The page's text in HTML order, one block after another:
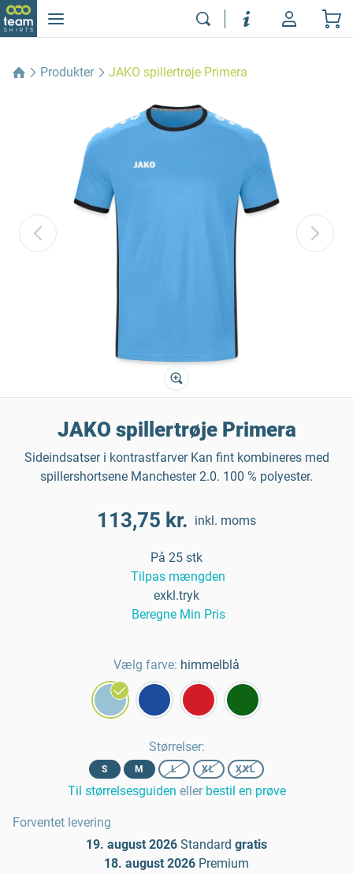
Produkter JAKO spillertrøje Primera
JAKO spillertrøje Primera
Sideindsatser i kontrastfarver Kan fint kombineres med
spillershortsene Manchester 2.0. 100 % polyester.
113,75 kr. inkl. moms
På 25 stk
Tilpas mængden
exkl.tryk
Beregne Min Pris
Vælg farve: himmelblå
Størrelser:
S M L XL XXL
Til størrelsesguiden eller bestil en prøve
Forventet levering
19. august 2026 Standard gratis
18. august 2026 Premium